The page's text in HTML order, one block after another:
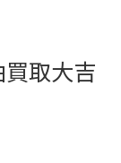
取大吉